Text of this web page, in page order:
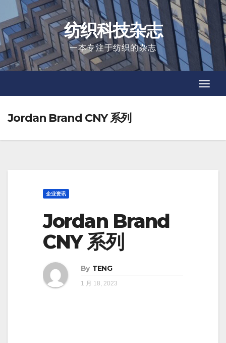
to
content
纺织科技杂志
一本专注于纺织的杂志
Jordan Brand CNY 系列
企业资讯
Jordan Brand
CNY 系列
By TENG
1 月 18, 2023